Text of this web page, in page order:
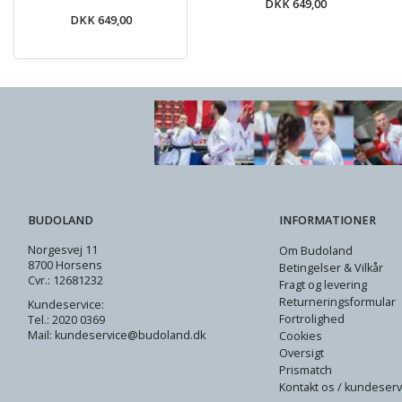
C4 / 150cm(3)
DKK 649,00
DKK 649,00
BUDOLAND
Norgesvej 11
8700 Horsens
Cvr.: 12681232
Kundeservice:
Tel.: 2020 0369
Mail: kundeservice@budoland.dk
INFORMATIONER
Om Budoland
Betingelser & Vilkår
Fragt og levering
Returneringsformular
Fortrolighed
Cookies
Oversigt
Prismatch
Kontakt os /